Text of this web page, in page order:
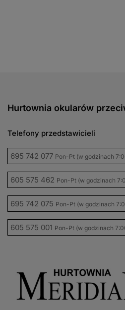
Hurtownia okularów
Telefony przedstawicieli
695 742 077 Pon-Pt (w godzinach
605 575 462 Pon-Pt (w godzinach
695 742 075 Pon-Pt (w godzinach
605 575 001 Pon-Pt (w godzinach